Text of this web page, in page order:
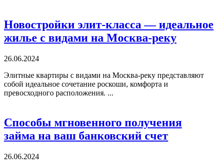
Новостройки элит-класса — идеальное
жилье с видами на Москва-реку
26.06.2024
Элитные квартиры с видами на Москва-реку представляют
собой идеальное сочетание роскоши, комфорта и
превосходного расположения. ...
Способы мгновенного получения
займа на ваш банковский счет
26.06.2024